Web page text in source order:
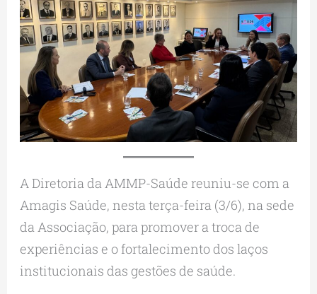
A Diretoria da AMMP-Saúde reuniu-se com a
Amagis Saúde, nesta terça-feira (3/6), na sede
da Associação, para promover a troca de
experiências e o fortalecimento dos laços
institucionais das gestões de saúde.